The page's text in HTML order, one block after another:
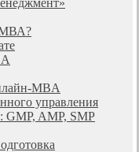
МВА?
MBA
управления
GMP, AMP, SMP